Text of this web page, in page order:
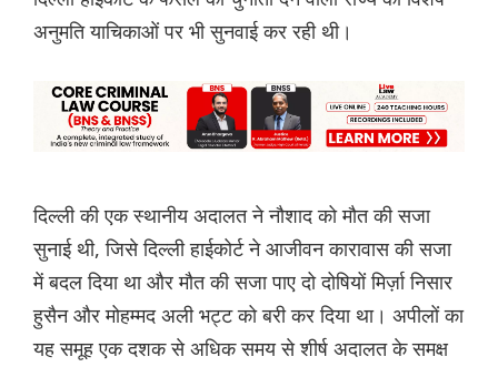
अनुमति याचिकाओं पर भी सुनवाई कर रही थी।
दिल्ली की एक स्थानीय अदालत ने नौशाद को मौत की सजा
सुनाई थी, जिसे दिल्ली हाईकोर्ट ने आजीवन कारावास की सजा
में बदल दिया था और मौत की सजा पाए दो दोषियों मिर्ज़ा निसार
हुसैन और मोहम्मद अली भट्ट को बरी कर दिया था। अपीलों का
यह समूह एक दशक से अधिक समय से शीर्ष अदालत के समक्ष